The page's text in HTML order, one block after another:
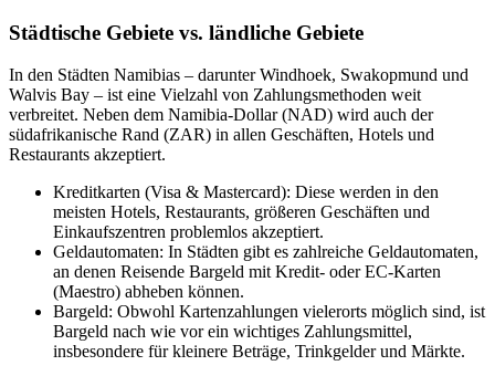
Städtische Gebiete vs. ländliche Gebiete
In den Städten Namibias – darunter Windhoek, Swakopmund und
Walvis Bay – ist eine Vielzahl von Zahlungsmethoden weit
verbreitet. Neben dem Namibia-Dollar (NAD) wird auch der
südafrikanische Rand (ZAR) in allen Geschäften, Hotels und
Restaurants akzeptiert.
Kreditkarten (Visa & Mastercard): Diese werden in den
meisten Hotels, Restaurants, größeren Geschäften und
Einkaufszentren problemlos akzeptiert.
Geldautomaten: In Städten gibt es zahlreiche Geldautomaten,
an denen Reisende Bargeld mit Kredit- oder EC-Karten
(Maestro) abheben können.
Bargeld: Obwohl Kartenzahlungen vielerorts möglich sind, ist
Bargeld nach wie vor ein wichtiges Zahlungsmittel,
insbesondere für kleinere Beträge, Trinkgelder und Märkte.